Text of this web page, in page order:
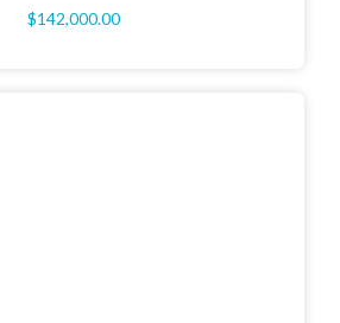
$142,000.00